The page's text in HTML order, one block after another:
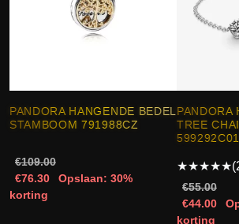
PANDORA HANGENDE BEDEL
STAMBOOM 791988CZ
€109.00
€76.30
Opslaan: 30%
korting
PANDORA
TREE
599292C01
★★★★★
€55.00
€44.00
korting